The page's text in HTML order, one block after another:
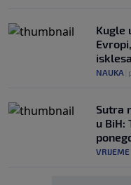
Kugle
NAUKA
Sutra
u BiH:
VRIJEME